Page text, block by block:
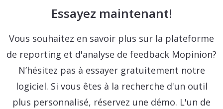
Essayez maintenant!
Vous souhaitez en savoir plus sur la plateforme
de reporting et d'analyse de feedback Mopinion?
N’hésitez pas à essayer gratuitement notre
logiciel. Si vous êtes à la recherche d'un outil
plus personnalisé, réservez une démo. L'un de